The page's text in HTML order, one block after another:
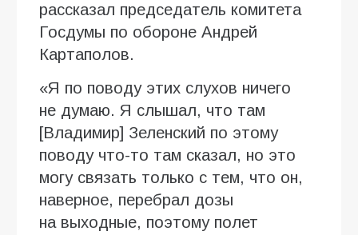
рассказал председатель комитета
Госдумы по обороне Андрей
Картаполов.
«Я по поводу этих слухов ничего
не думаю. Я слышал, что там
[Владимир] Зеленский по этому
поводу что-то там сказал, но это
могу связать только с тем, что он,
наверное, перебрал дозы
на выходные, поэтому полет